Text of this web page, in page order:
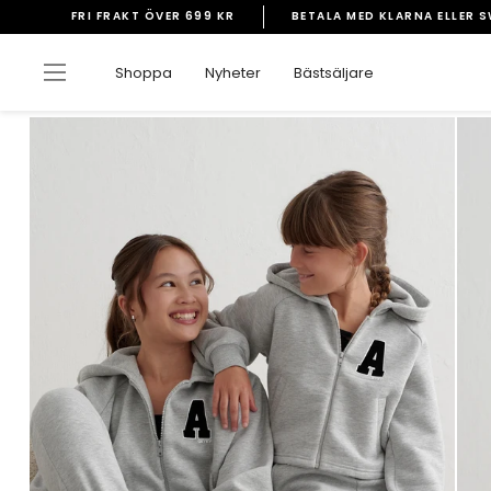
vidare
innehåll
Pausa
bildspelet
FRI FRAKT ÖVER 699 KR BETALA MED KLARNA ELLER
Sidnavigering
Shoppa Nyheter Bästsäljare